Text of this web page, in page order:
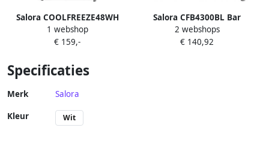
Salora COOLFREEZE48WH
Koelkast Tafelmodel Koelkast
Tafelkoelkast Wit 80 L
1 webshop
€ 159,-
Salora CFB4300BL Bar
Koelkast 43 Liter Zwart
2 webshops
€ 140,92
Specificaties
Merk Salora
Kleur Wit